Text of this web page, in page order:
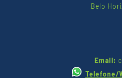
Belo
Email:
Telefone/